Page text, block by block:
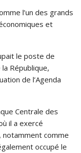
l’un des grands
et
le poste de
République,
de l’Agenda
Centrale des
il a exercé
comme
occupé le